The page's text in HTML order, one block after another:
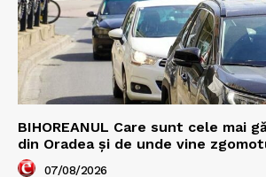
BIHOREANUL Care sunt cele mai
din Oradea și de unde vine
07/08/2026